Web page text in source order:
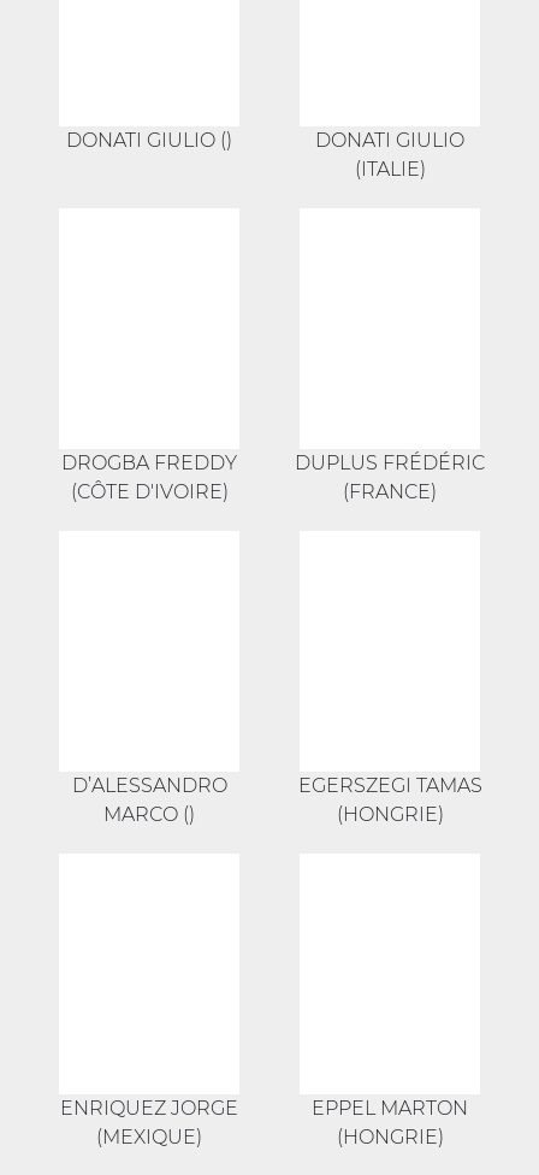
DONATI GIULIO ()
DONATI GIULIO
(ITALIE)
DROGBA FREDDY
(CÔTE D'IVOIRE)
DUPLUS FRÉDÉRIC
(FRANCE)
D’ALESSANDRO
MARCO ()
EGERSZEGI TAMAS
(HONGRIE)
ENRIQUEZ JORGE
(MEXIQUE)
EPPEL MARTON
(HONGRIE)